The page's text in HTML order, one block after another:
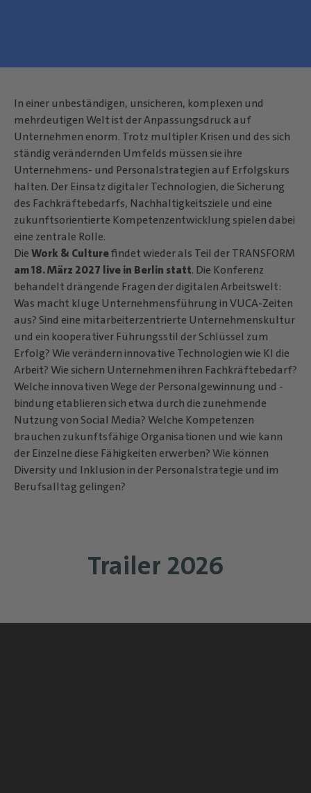
In einer unbeständigen, unsicheren, komplexen und
mehrdeutigen Welt ist der Anpassungsdruck auf
Unternehmen enorm. Trotz multipler Krisen und des sich
ständig verändernden Umfelds müssen sie ihre
Unternehmens- und Personalstrategien auf Erfolgskurs
halten. Der Einsatz digitaler Technologien, die Sicherung
des Fachkräftebedarfs, Nachhaltigkeitsziele und eine
zukunftsorientierte Kompetenzentwicklung spielen dabei
eine zentrale Rolle.
DieWork & Culturefindet wieder als Teil der TRANSFORM
am 18. März 2027 live in Berlin statt. Die Konferenz
behandelt drängende Fragen der digitalen Arbeitswelt:
Was macht kluge Unternehmensführung in VUCA-Zeiten
aus? Sind eine mitarbeiterzentrierte Unternehmenskultur
und ein kooperativer Führungsstil der Schlüssel zum
Erfolg? Wie verändern innovative Technologien wie KI die
Arbeit? Wie sichern Unternehmen ihren Fachkräftebedarf?
Welche innovativen Wege der Personalgewinnung und -
bindung etablieren sich etwa durch die zunehmende
Nutzung von Social Media? Welche Kompetenzen
brauchen zukunftsfähige Organisationen und wie kann
der Einzelne diese Fähigkeiten erwerben? Wie können
Diversity und Inklusion in der Personalstrategie und im
Berufsalltag gelingen?
Trailer 2026